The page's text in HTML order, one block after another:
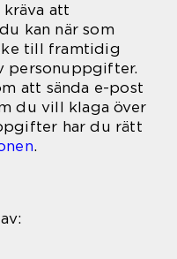
att
kan när som
till framtidig
personuppgifter.
att sända e-post
du vill klaga över
har du rätt
.